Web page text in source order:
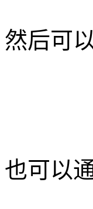
然后可
也可以